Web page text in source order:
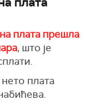
плата прешла
, што је
плата